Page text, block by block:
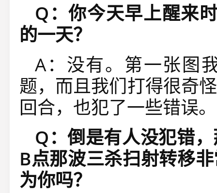
Q：你今天早上醒来
的一天？
A： 没有。第一张图
题，而且我们打得很奇
回合，也犯了一些错误。
Q：倒是有人没犯错
B点那波三杀扫射转移
为你吗？